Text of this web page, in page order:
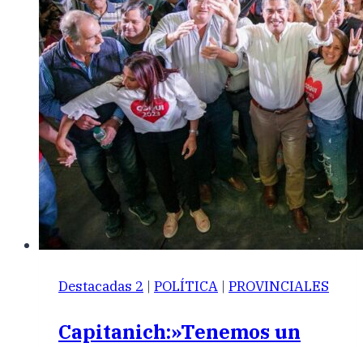
Destacadas 2 | POLÍTICA | PROVINCIALES
Capitanich:»Tenemos un